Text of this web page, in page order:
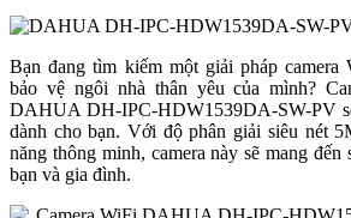
Bạn đang tìm kiếm một giải pháp camera
bảo vệ ngôi nhà thân yêu của mình?
DAHUA DH-IPC-HDW1539DA-SW-PV
dành cho bạn. Với độ phân giải siêu nét
năng thông minh, camera này sẽ mang
bạn và gia đình.